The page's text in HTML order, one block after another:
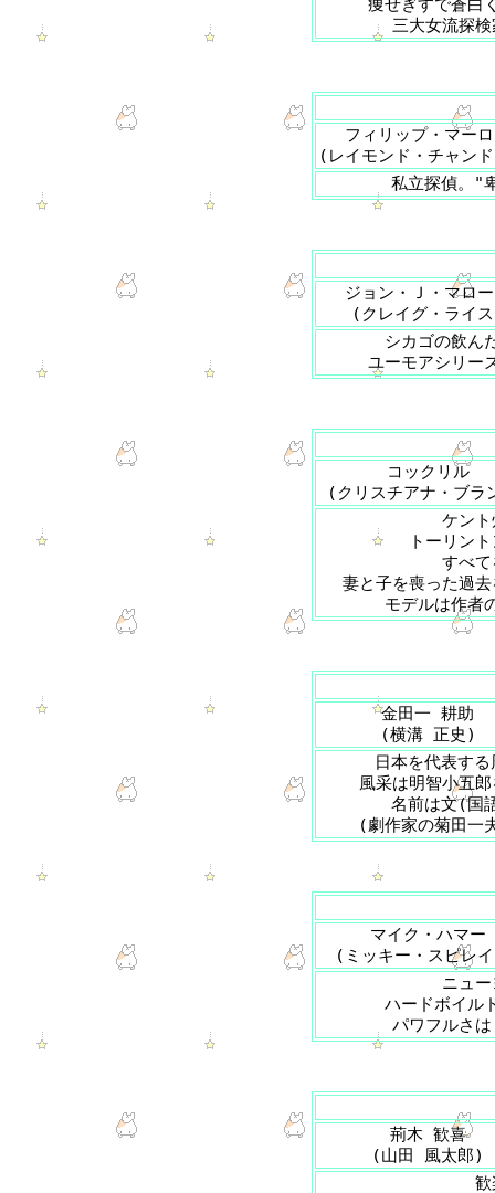
痩せぎすで蒼白
三大女流探
フィリップ・マー
(レイモンド・チャン
私立探偵。"
ジョン・Ｊ・マロ
(クレイグ・ライ
シカゴの飲ん
ユーモアシリー
コックリル
(クリスチアナ・ブラ
ケン
トーリン
すべ
妻と子を喪った過
モデルは作者
金田一 耕助
(横溝 正史)
日本を代表す
風采は明智小五
名前は文(国
(劇作家の菊田一
マイク・ハマー
(ミッキー・スピレ
ニュ
ハードボイル
パワフルさ
荊木 歓喜
(山田 風太郎)
歓